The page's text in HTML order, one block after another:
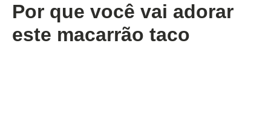
Por que você vai adorar
este macarrão taco